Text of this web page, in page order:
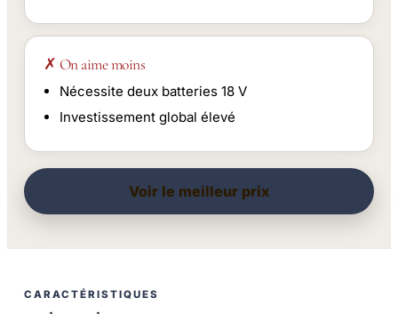
✗ On aime moins
Nécessite deux batteries 18 V
Investissement global élevé
Voir le meilleur prix
CARACTÉRISTIQUES